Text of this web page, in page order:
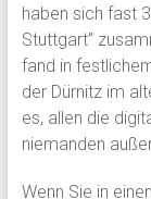
haben sich fast
Stuttgart”
fand in
der Dürnitz im
es, allen die
niemanden
Wenn Sie in